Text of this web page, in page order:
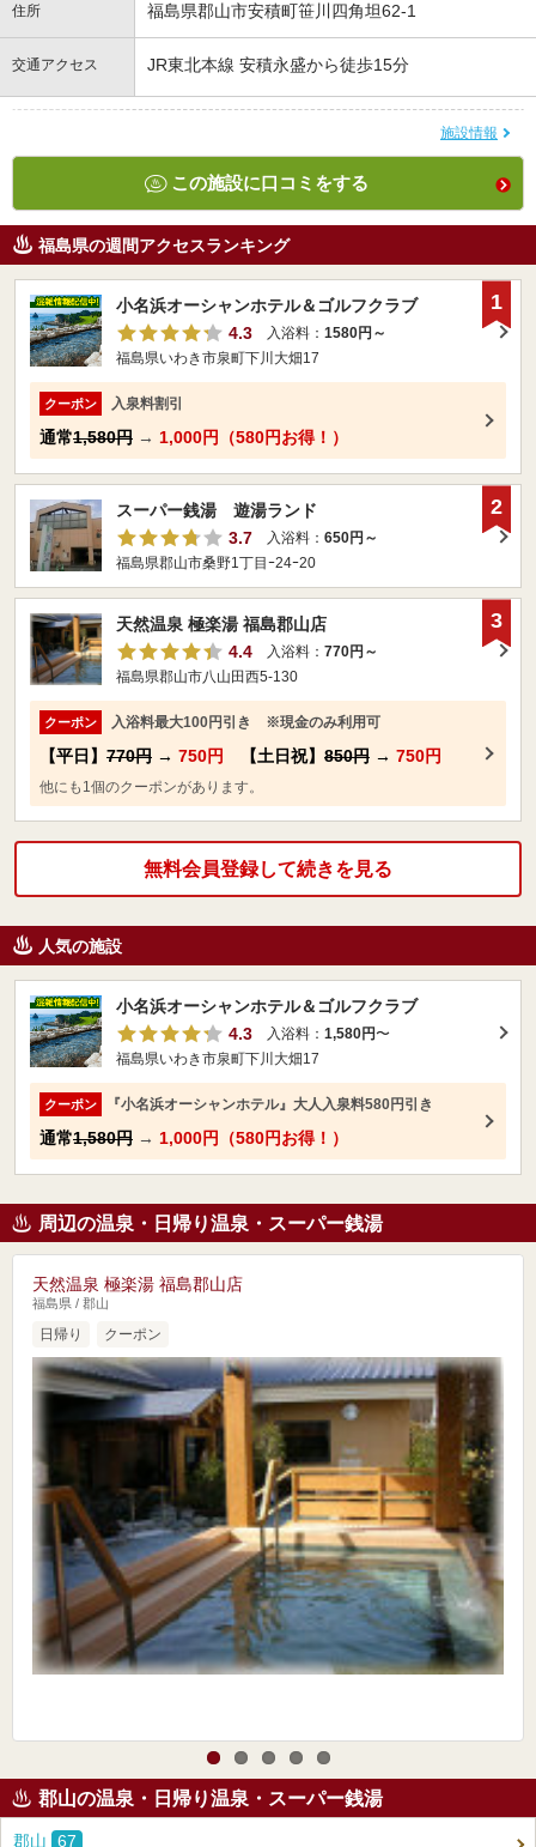
住所 福島県郡山市安積町笹川四角坦62-1
交通アクセス JR東北本線 安積永盛から徒歩15分
施設情報
この施設に口コミをする
福島県の週間アクセスランキング
小名浜オーシャンホテル＆ゴルフクラブ
4.3
入浴料： 1580円～
福島県いわき市泉町下川大畑17
クーポン 入泉料割引
通常1,580円 → 1,000円（580円お得！）
1
スーパー銭湯 遊湯ランド
3.7
入浴料： 650円～
福島県郡山市桑野1丁目ｰ24ｰ20
2
天然温泉 極楽湯 福島郡山店
4.4
入浴料： 770円～
福島県郡山市八山田西5-130
クーポン 入浴料最大100円引き ※現金のみ利用可
【平日】 770円 → 750円 【土日祝】 850円 → 750円
他にも1個のクーポンがあります。
3
無料会員登録して続きを見る
人気の施設
小名浜オーシャンホテル＆ゴルフクラブ
4.3
入浴料： 1,580円〜
福島県いわき市泉町下川大畑17
クーポン 『小名浜オーシャンホテル』大人入泉料580円引き
通常1,580円 → 1,000円（580円お得！）
周辺の温泉・日帰り温泉・スーパー銭湯
天然温泉 極楽湯 福島郡山店
福島県 / 郡山
日帰り クーポン
郡山の温泉・日帰り温泉・スーパー銭湯
郡山 67